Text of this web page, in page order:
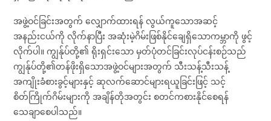
အဖွဲ့ဝင်ခြင်းအတွက် လျှောက်ထားရန် လွယ်ကူသောအဆင့်
အနည်းငယ်ကို လိုက်နာပြီး အဆုံးမဲ့ဂိမ်းဖြစ်နိုင်ချေရှိသောကမ္ဘာကို ဖွင့်
လိုက်ပါ။ ကျွန်ုပ်တို့၏ ရိုးရှင်းသော မှတ်ပုံတင်ခြင်းလုပ်ငန်းစဉ်သည်
ကျွန်ုပ်တို့၏တန်ဖိုးရှိသောအဖွဲ့ဝင်များအတွက် သီးသန့်သီးသန့်
အကျိုးခံစားခွင့်များနှင့် ဆုလက်ဆောင်များရယူခြင်းဖြင့် သင့်
စိတ်ကြိုက်ဂိမ်းများကို အချိန်တိုအတွင်း စတင်ကစားနိုင်စေရန်
သေချာစေပါသည်။